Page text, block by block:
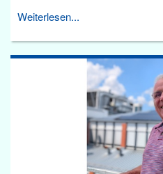
Weiterlesen...